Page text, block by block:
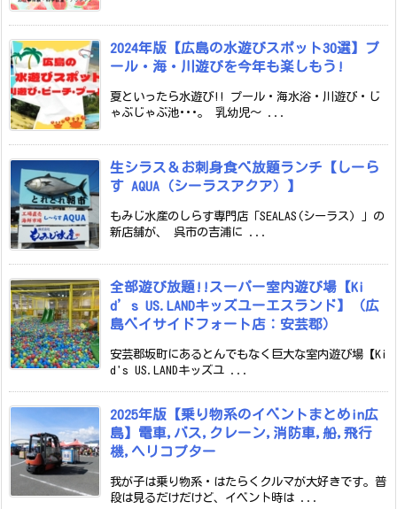
2024年版【広島の水遊びスポット30選】プ
ール・海・川遊びを今年も楽しもう!
夏といったら水遊び!! プール・海水浴・川遊び・じ
ゃぶじゃぶ池･･･。 乳幼児～ ...
生シラス＆お刺身食べ放題ランチ【しーら
す AQUA（シーラスアクア）】
もみじ水産のしらす専門店「SEALAS(シーラス) 」の
新店舗が、 呉市の吉浦に ...
全部遊び放題!!スーパー室内遊び場【Ki
d’s US.LANDキッズユーエスランド】（広
島ベイサイドフォート店：安芸郡）
安芸郡坂町にあるとんでもなく巨大な室内遊び場【Ki
d's US.LANDキッズユ ...
2025年版【乗り物系のイベントまとめin広
島】電車,バス,クレーン,消防車,船,飛行
機,ヘリコプター
我が子は乗り物系・はたらくクルマが大好きです。普
段は見るだけだけど、イベント時は ...